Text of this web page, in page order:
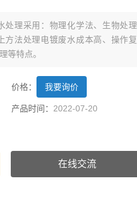
处理采用：物理化学法、生物处理
方法处理电镀废水成本高、操作复
等特点。
价格： 我要询价
产品时间： 2022-07-20
在线交流